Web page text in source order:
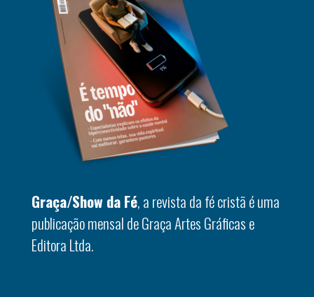
Graça/Show da Fé, a revista da fé cristã é uma
publicação mensal de Graça Artes Gráficas e
Editora Ltda.